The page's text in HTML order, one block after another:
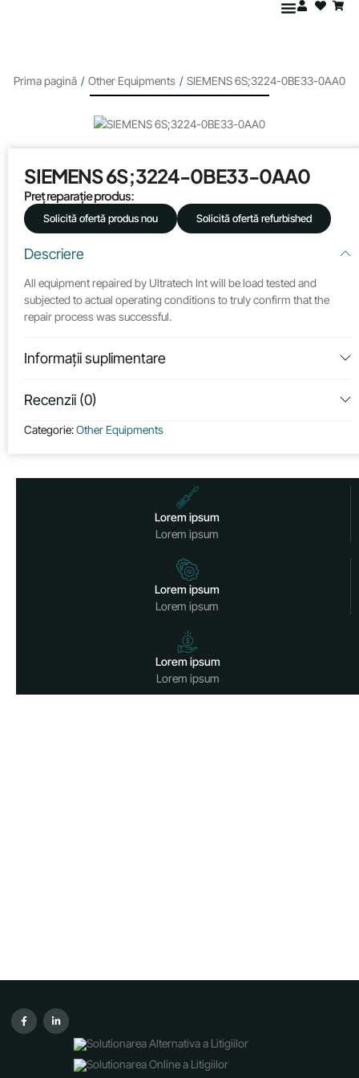
Prima pagină / Other Equipments / SIEMENS 6S;3224-0BE33-0AA0
SIEMENS 6S;3224-0BE33-0AA0
Preț reparație produs:
Solicită ofertă produs nou Solicită ofertă refurbished
Descriere
All equipment repaired by Ultratech Int will be load tested and
subjected to actual operating conditions to truly confirm that the
repair process was successful.
Informații suplimentare
Recenzii (0)
Categorie:Other Equipments
Lorem ipsum
Lorem ipsum
Lorem ipsum
Lorem ipsum
Lorem ipsum
Lorem ipsum